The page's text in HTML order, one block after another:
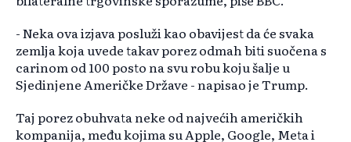
- Neka ova izjava posluži kao obavijest da će svaka
zemlja koja uvede takav porez odmah biti suočena s
carinom od 100 posto na svu robu koju šalje u
Sjedinjene Američke Države - napisao je Trump.
Taj porez obuhvata neke od najvećih američkih
kompanija, među kojima su Apple, Google, Meta i